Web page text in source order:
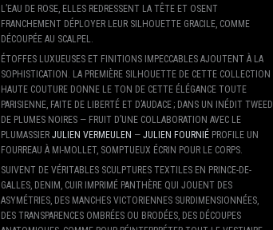
L’EAU DE ROSE, ELLES REDRESSENT LA TÊTE ET OSENT
FRANCHEMENT DÉPLOYER LEUR SILHOUETTE GRACILE, COMME
DÉCOUPÉE AU SCALPEL.
ÉTOFFES LUXUEUSES ET FINITIONS IMPECCABLES AJOUTENT À LA
SOPHISTICATION. LA PREMIÈRE SILHOUETTE DE CETTE COLLECTION
HAUTE COUTURE DONNE LE TON DE CETTE ÉLÉGANCE TOUTE
PARISIENNE, FAITE DE LIBERTÉ ET D’AUDACE ; DANS UN INÉDIT TWEED
DE PLUMES NOIRES — FRUIT D’UNE COLLABORATION AVEC LE
PLUMASSIERJULIEN VERMEULEN —JULIEN FOURNIÉPROFILE UN
FOURREAU À MI-MOLLET, SOMPTUEUX ÉCRIN POUR LE CORPS.
SUIVENT DE VÉRITABLES SCULPTURES TEXTILES EN PRINCE-DE-
GALLES, DENIM, CUIR IMPRIMÉ PANTHÈRE QUI JOUENT DES
ASYMÉTRIES, DES MANCHES VICTORIENNES SURDIMENSIONNÉES,
DES TRANSPARENCES OMBRÉES OU BRODÉES, DES DÉCOUPES